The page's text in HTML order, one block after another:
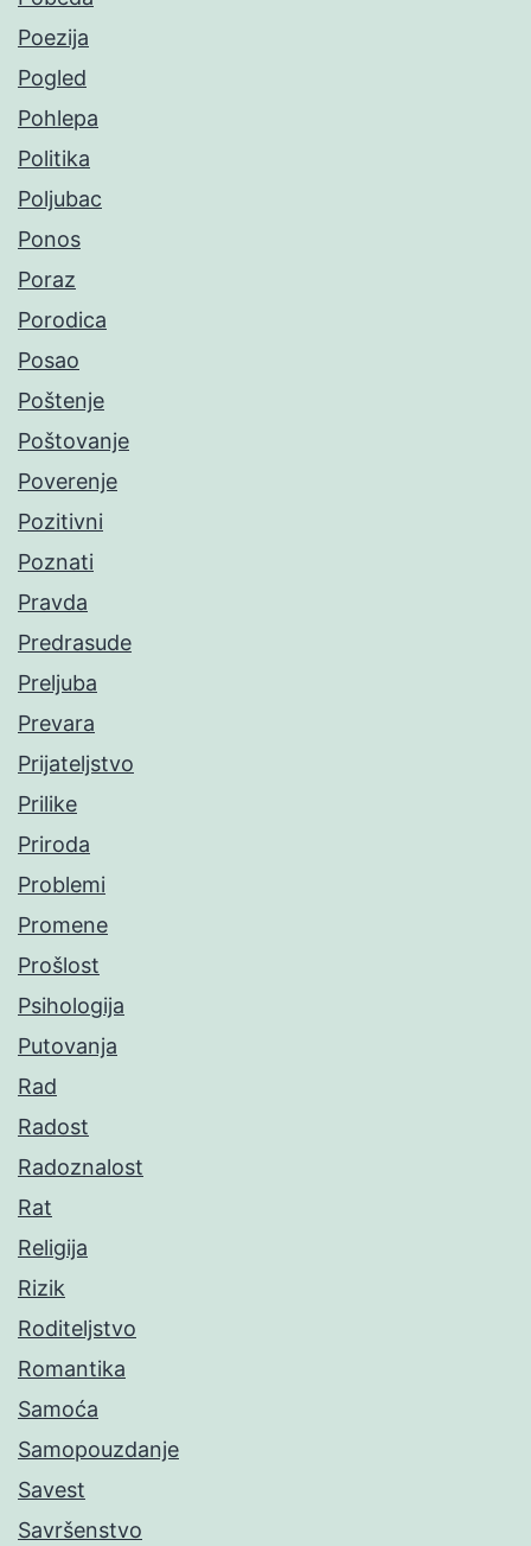
Poezija
Pogled
Pohlepa
Politika
Poljubac
Ponos
Poraz
Porodica
Posao
Poštenje
Poštovanje
Poverenje
Pozitivni
Poznati
Pravda
Predrasude
Preljuba
Prevara
Prijateljstvo
Prilike
Priroda
Problemi
Promene
Prošlost
Psihologija
Putovanja
Rad
Radost
Radoznalost
Rat
Religija
Rizik
Roditeljstvo
Romantika
Samoća
Samopouzdanje
Savest
Savršenstvo